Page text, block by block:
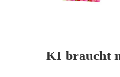
KI braucht